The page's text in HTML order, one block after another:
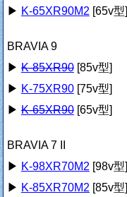
▶ K-65XR90M2 [65v型]
BRAVIA 9
▶K-85XR90[85v型]
▶ K-75XR90[75v型]
▶K-65XR90[65v型]
BRAVIA 7 II
▶ K-98XR70M2 [98v型]
▶ K-85XR70M2 [85v型]